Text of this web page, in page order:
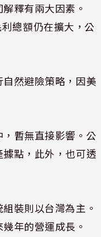
釋有兩大因素。
總額仍在擴大，公
然避險策略，因美
暫無直接影響。公
點，此外，也可透
裝則以台灣為主。
年的營運成長。